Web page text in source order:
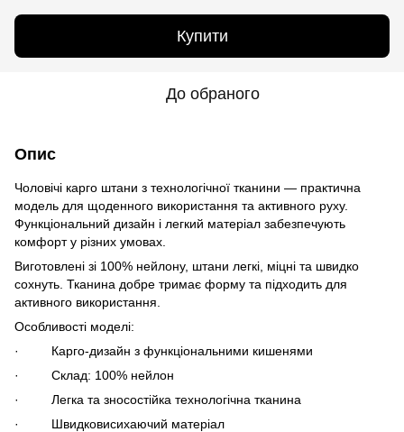
Купити
До обраного
Опис
Чоловічі карго штани з технологічної тканини — практична
модель для щоденного використання та активного руху.
Функціональний дизайн і легкий матеріал забезпечують
комфорт у різних умовах.
Виготовлені зі 100% нейлону, штани легкі, міцні та швидко
сохнуть. Тканина добре тримає форму та підходить для
активного використання.
Особливості моделі:
· Карго-дизайн з функціональними кишенями
· Склад: 100% нейлон
· Легка та зносостійка технологічна тканина
· Швидковисихаючий матеріал